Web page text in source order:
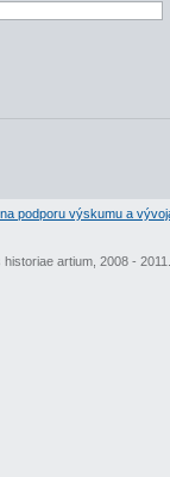
podporu výskumu a
historiae artium, 2008 -